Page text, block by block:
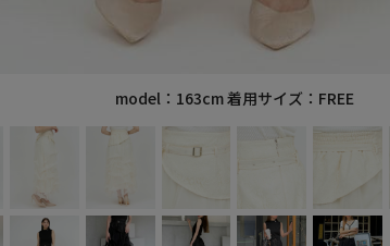
model：163cm 着用サイズ：FREE